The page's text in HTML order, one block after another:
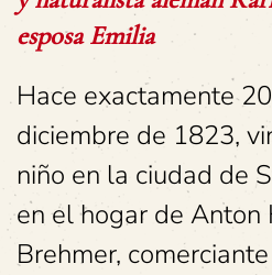
esposa Emilia
Hace exactamente
diciembre de 1823,
niño en la ciudad de
en el hogar de Anton
Brehmer,